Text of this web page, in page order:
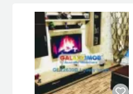
Servicii
Animale de companie
Afaceri și
Inchiriere Bunuri si
Utilaje agricole si
Piese auto si accesorii
Dacia Duster